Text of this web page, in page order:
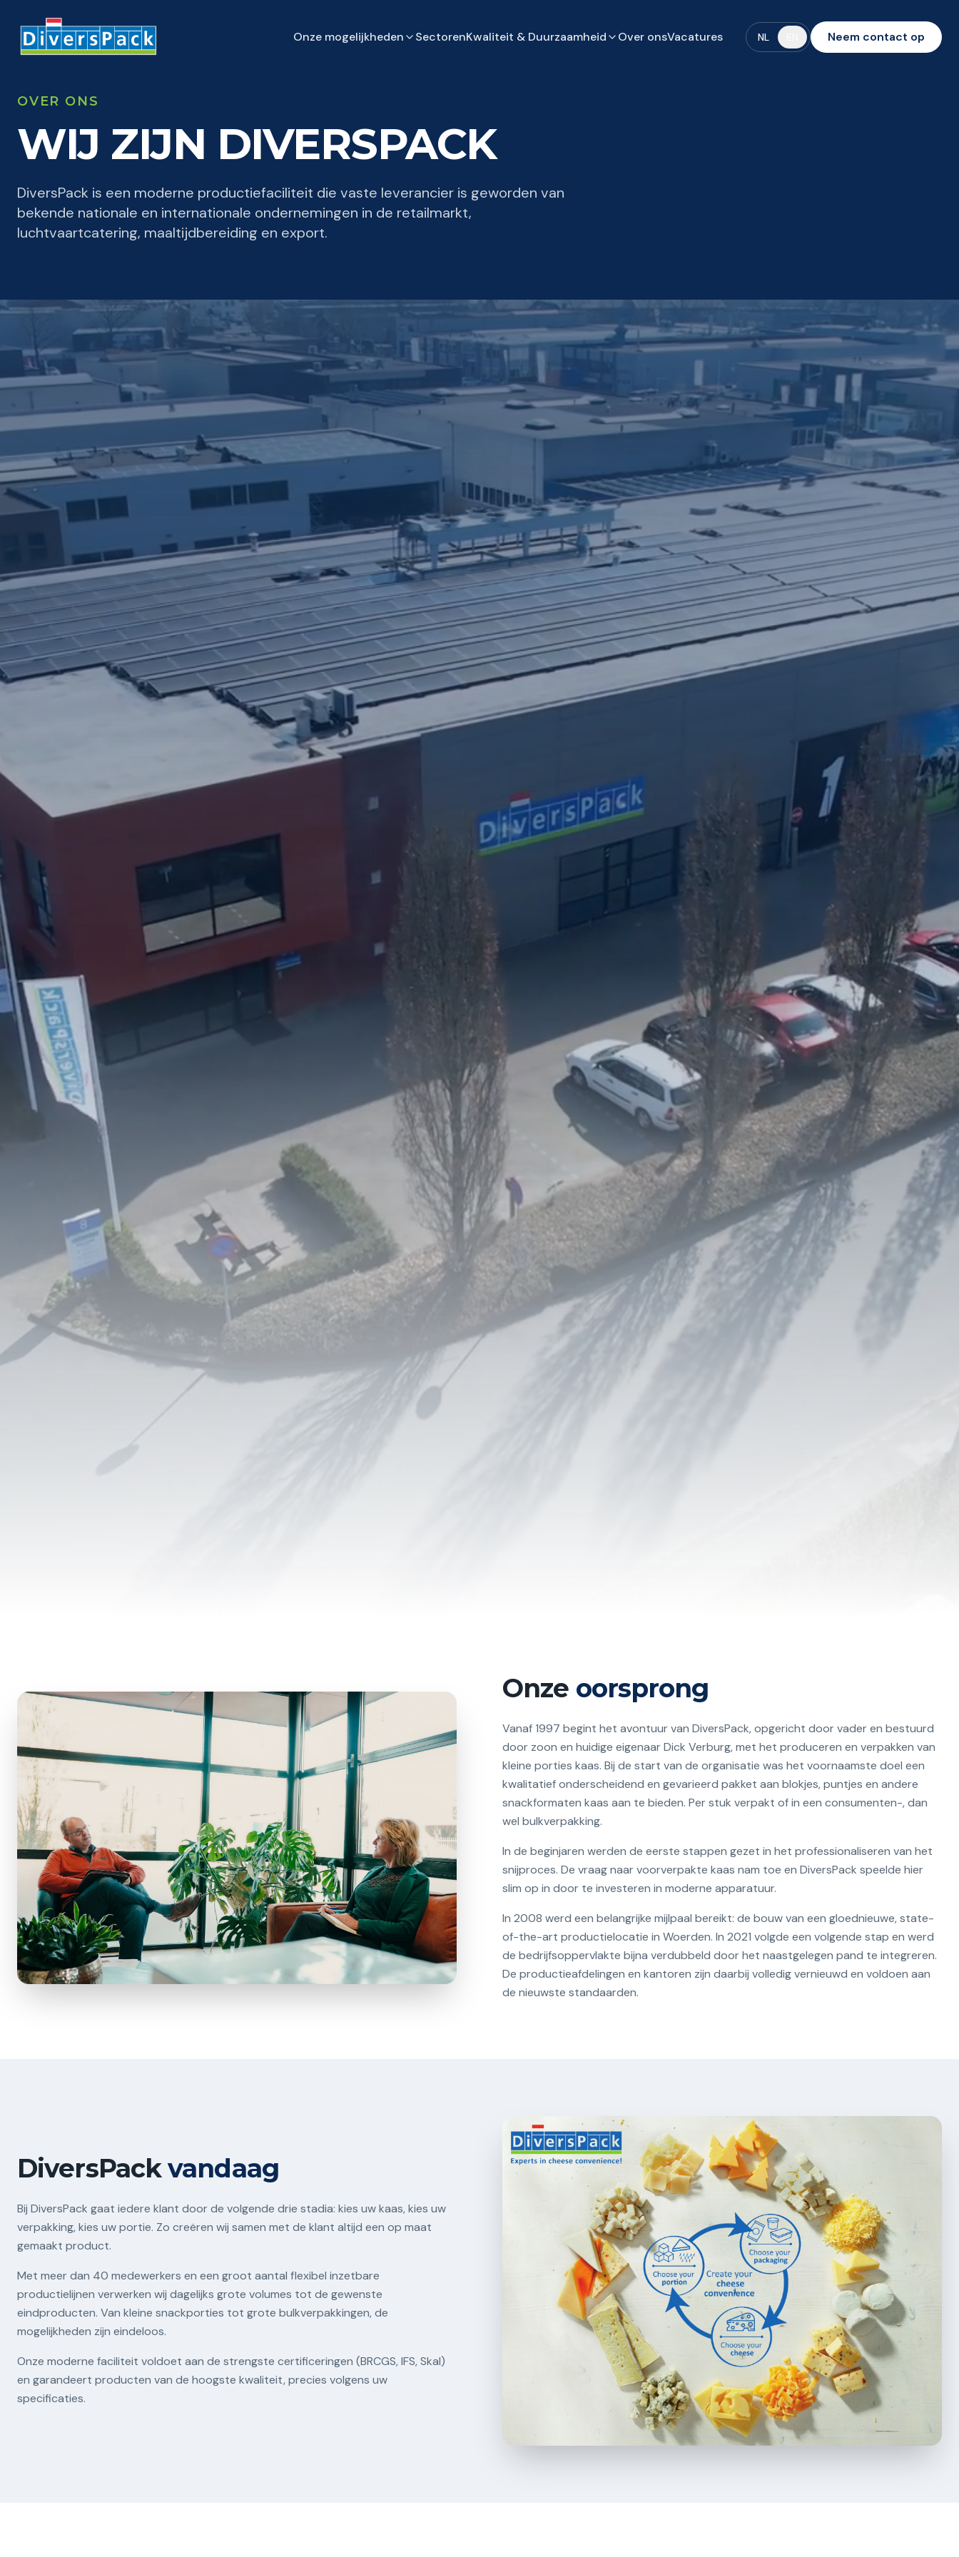
Onze mogelijkheden SectorenKwaliteit & Duurzaamheid Over onsVacatures NL Neem contact op
OVER ONS
WIJ ZIJN DIVERSPACK
DiversPack is een moderne productiefaciliteit die vaste leverancier is geworden van
bekende nationale en internationale ondernemingen in de retailmarkt,
luchtvaartcatering, maaltijdbereiding en export.
Onze oorsprong
Vanaf 1997 begint het avontuur van DiversPack, opgericht door vader en bestuurd
door zoon en huidige eigenaar Dick Verburg, met het produceren en verpakken van
kleine porties kaas. Bij de start van de organisatie was het voornaamste doel een
kwalitatief onderscheidend en gevarieerd pakket aan blokjes, puntjes en andere
snackformaten kaas aan te bieden. Per stuk verpakt of in een consumenten-, dan
wel bulkverpakking.
In de beginjaren werden de eerste stappen gezet in het professionaliseren van het
snijproces. De vraag naar voorverpakte kaas nam toe en DiversPack speelde hier
slim op in door te investeren in moderne apparatuur.
In 2008 werd een belangrijke mijlpaal bereikt: de bouw van een gloednieuwe, state-
of-the-art productielocatie in Woerden. In 2021 volgde een volgende stap en werd
de bedrijfsoppervlakte bijna verdubbeld door het naastgelegen pand te integreren.
De productieafdelingen en kantoren zijn daarbij volledig vernieuwd en voldoen aan
de nieuwste standaarden.
DiversPack vandaag
Bij DiversPack gaat iedere klant door de volgende drie stadia: kies uw kaas, kies uw
verpakking, kies uw portie. Zo creëren wij samen met de klant altijd een op maat
gemaakt product.
Met meer dan 40 medewerkers en een groot aantal flexibel inzetbare
productielijnen verwerken wij dagelijks grote volumes tot de gewenste
eindproducten. Van kleine snackporties tot grote bulkverpakkingen, de
mogelijkheden zijn eindeloos.
Onze moderne faciliteit voldoet aan de strengste certificeringen (BRCGS, IFS, Skal)
en garandeert producten van de hoogste kwaliteit, precies volgens uw
specificaties.